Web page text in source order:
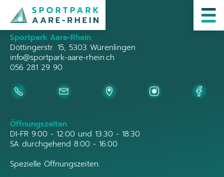
Sportpark Aare-Rhein
Döttingerstr. 15, 5303 Würenlingen
info@sportpark-aare-rhein.ch
056 281 29 90
Öffnungszeiten
DI-FR 9:00 - 12:00 und 13:30 - 18:30
SA durchgehend 8:00 - 16:00
Spezielle Öffnungszeiten: